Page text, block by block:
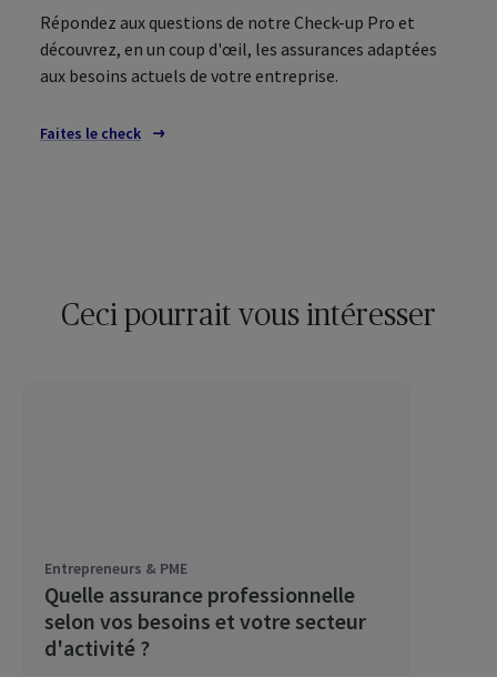
Répondez aux questions de notre Check-up Pro et
découvrez, en un coup d'œil, les assurances adaptées
aux besoins actuels de votre entreprise.
Faites le check
Ceci pourrait vous intéresser
Entrepreneurs & PME
Quelle assurance professionnelle
selon vos besoins et votre secteur
d'activité ?